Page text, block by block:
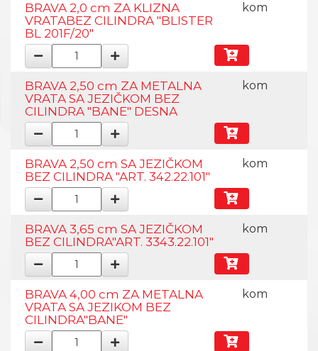
BRAVA 2,0 cm ZA KLIZNA
VRATABEZ CILINDRA "BLISTER
BL 201F/20"
kom
BRAVA 2,50 cm ZA METALNA
VRATA SA JEZIČKOM BEZ
CILINDRA "BANE" DESNA
kom
BRAVA 2,50 cm SA JEZIČKOM
BEZ CILINDRA "ART. 342.22.101"
kom
BRAVA 3,65 cm SA JEZIČKOM
BEZ CILINDRA"ART. 3343.22.101"
kom
BRAVA 4,00 cm ZA METALNA
VRATA SA JEZIKOM BEZ
CILINDRA"BANE"
kom